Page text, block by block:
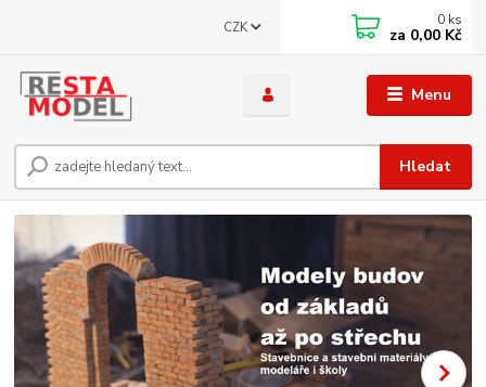
Menu
CZK
Hledat
0 ks
za 0,00 Kč